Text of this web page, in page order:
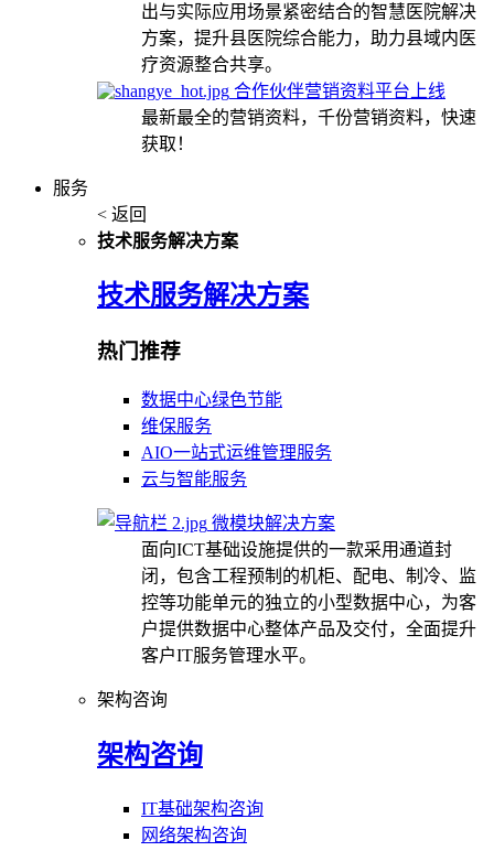
出与实际应用场景紧密结合的智慧医院解决
方案，提升县医院综合能力，助力县域内医
疗资源整合共享。
合作伙伴营销资料平台上线
最新最全的营销资料，千份营销资料，快速
获取！
服务
< 返回
技术服务解决方案
技术服务解决方案
热门推荐
数据中心绿色节能
维保服务
AIO一站式运维管理服务
云与智能服务
微模块解决方案
面向ICT基础设施提供的一款采用通道封
闭，包含工程预制的机柜、配电、制冷、监
控等功能单元的独立的小型数据中心，为客
户提供数据中心整体产品及交付，全面提升
客户IT服务管理水平。
架构咨询
架构咨询
IT基础架构咨询
网络架构咨询